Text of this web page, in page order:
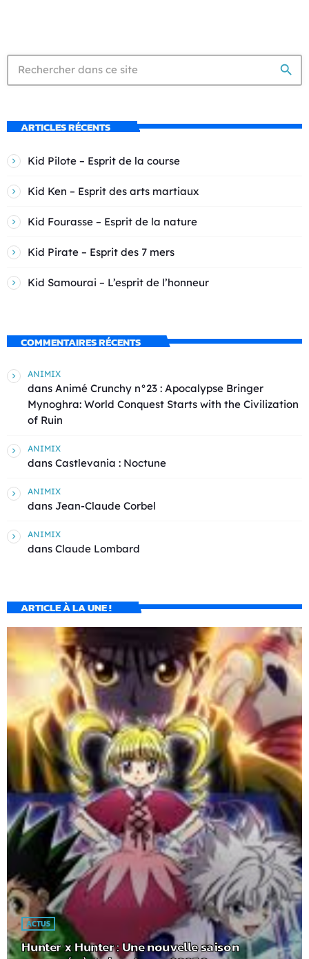
search
ARTICLES RÉCENTS
Kid Pilote – Esprit de la course
Kid Ken – Esprit des arts martiaux
Kid Fourasse – Esprit de la nature
Kid Pirate – Esprit des 7 mers
Kid Samourai – L’esprit de l’honneur
COMMENTAIRES RÉCENTS
ANIMIX
dans Animé Crunchy n°23 : Apocalypse Bringer
Mynoghra: World Conquest Starts with the Civilization
of Ruin
ANIMIX
dans Castlevania : Noctune
ANIMIX
dans Jean-Claude Corbel
ANIMIX
dans Claude Lombard
ARTICLE À LA UNE !
ACTUS
Hunter x Hunter : Une nouvelle saison